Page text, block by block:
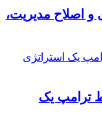
و اصلاح مدیریت،
ترامپ یک